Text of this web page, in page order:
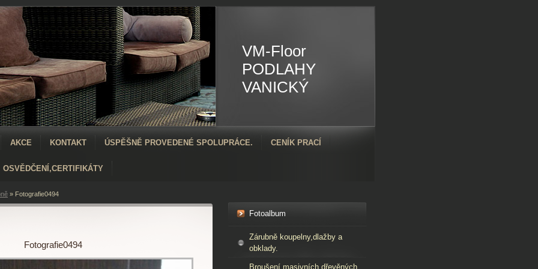
VM-Floor
PODLAHY
VANICKÝ
AKCE KONTAKT ÚSPĚŠNĚ PROVEDENÉ SPOLUPRÁCE. CENÍK PRACÍ
OSVĚDČENÍ,CERTIFIKÁTY
» Fotografie0494
Fotografie0494
Fotoalbum
Zárubně koupelny,dlažby a
obklady.
Broušení masivních dřevěných